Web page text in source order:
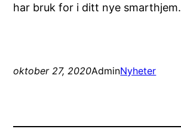
har bruk for i ditt nye smarthjem.
oktober 27, 2020AdminNyheter